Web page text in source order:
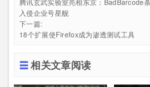
腾讯玄武实验室亮相东京：BadBarcode
入侵企业号星舰
下一篇:
18个扩展使Firefox成为渗透测试工具
相关文章阅读